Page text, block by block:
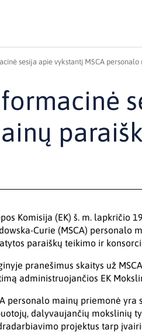
sesija apie vykstantį MSCA
Komisija (EK) š. m. lapkričio
Curie (MSCA)
paraiškų teikimo ir
pranešimus skaitys už
administruojančios EK
personalo mainų priemonė
dalyvaujančių mokslinių
projektus tarp